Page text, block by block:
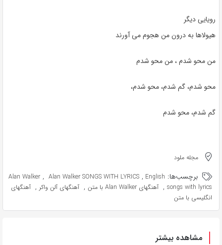
رویایی دیگر
هیولاها به درون من هجوم می آورند
من محو شدم ، من محو شدم
،محو شدم، گم شدم، محو شدم
گم شدم، محو شدم
مجله ملود
برچسب‌ها: Alan Walker , Alan Walker SONGS WITH LYRICS , English
songs with lyrics
, آهنگهای Alan Walker با متن , آهنگهای آلن واکر , آهنگهای
انگلیسی با متن
مشاهده بیشتر